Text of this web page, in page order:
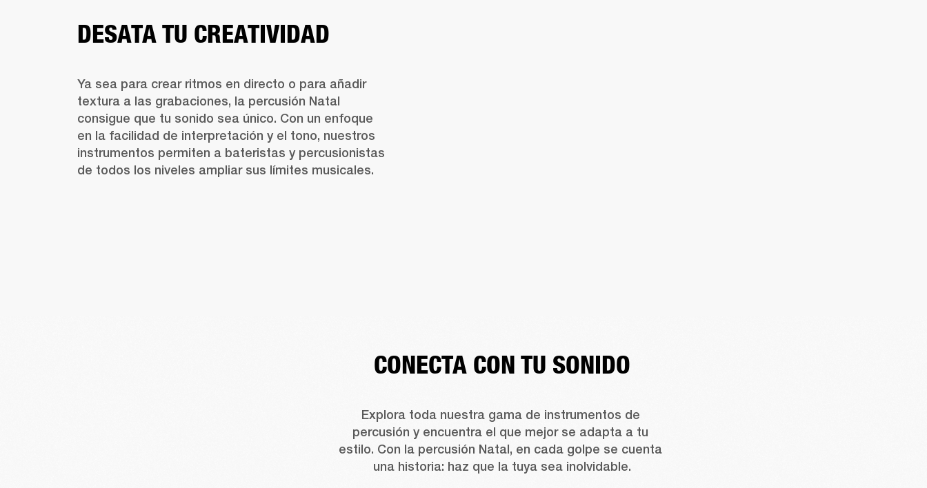
DESATA TU CREATIVIDAD
Ya sea para crear ritmos en directo o para añadir
textura a las grabaciones, la percusión Natal
consigue que tu sonido sea único. Con un enfoque
en la facilidad de interpretación y el tono, nuestros
instrumentos permiten a bateristas y percusionistas
de todos los niveles ampliar sus límites musicales.
CONECTA CON TU SONIDO
Explora toda nuestra gama de instrumentos de
percusión y encuentra el que mejor se adapta a tu
estilo. Con la percusión Natal, en cada golpe se cuenta
una historia: haz que la tuya sea inolvidable.